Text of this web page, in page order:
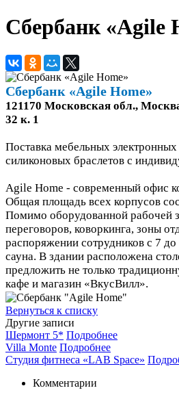
Сбербанк «Agile
Сбербанк «Agile Home»
121170 Московская обл.,
32 к. 1
Поставка мебельных
силиконовых браслетов с
Agile Home - современный офис
Общая площадь всех корпусов
Помимо оборудованной рабочей
переговоров, коворкинга, зоны
распоряжении сотрудников с 7
сауна. В здании расположена
предложить не только
кафе и магазин «ВкусВилл».
Вернуться к списку
Другие записи
Шермонт 5* Подробнее
Villa Monte Подробнее
Студия фитнеса «LAB Space»
Комментарии